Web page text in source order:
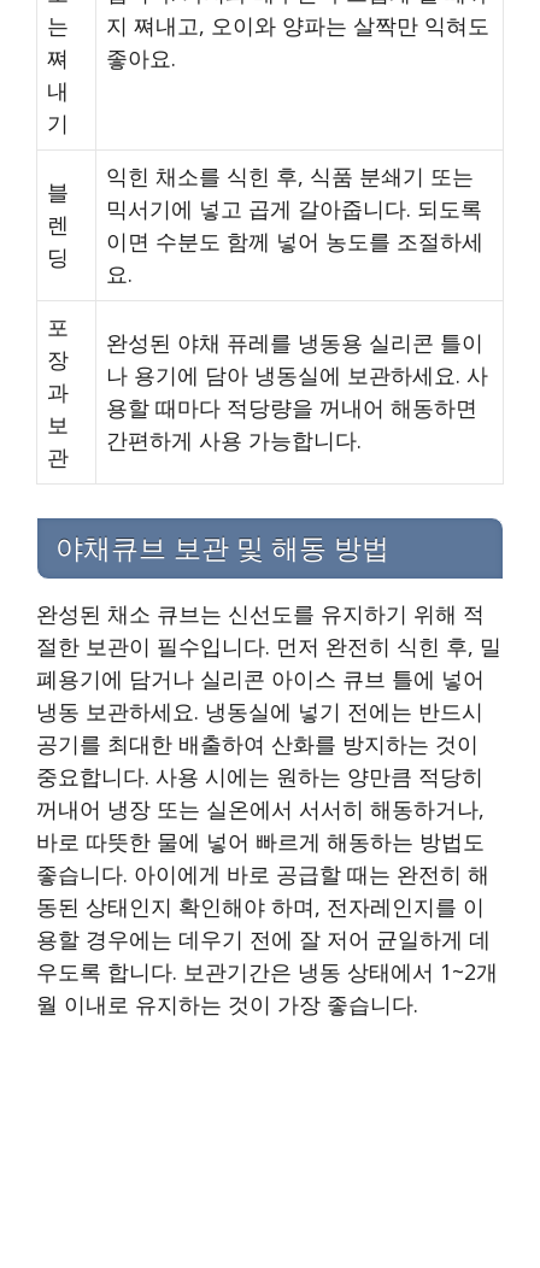
는
쪄
내
기
지 쪄내고, 오이와 양파는 살짝만 익혀도
좋아요.
블
렌
딩
익힌 채소를 식힌 후, 식품 분쇄기 또는
믹서기에 넣고 곱게 갈아줍니다. 되도록
이면 수분도 함께 넣어 농도를 조절하세
요.
포
장
과
보
관
완성된 야채 퓨레를 냉동용 실리콘 틀이
나 용기에 담아 냉동실에 보관하세요. 사
용할 때마다 적당량을 꺼내어 해동하면
간편하게 사용 가능합니다.
야채큐브 보관 및 해동 방법
완성된 채소 큐브는 신선도를 유지하기 위해 적
절한 보관이 필수입니다. 먼저 완전히 식힌 후, 밀
폐용기에 담거나 실리콘 아이스 큐브 틀에 넣어
냉동 보관하세요. 냉동실에 넣기 전에는 반드시
공기를 최대한 배출하여 산화를 방지하는 것이
중요합니다. 사용 시에는 원하는 양만큼 적당히
꺼내어 냉장 또는 실온에서 서서히 해동하거나,
바로 따뜻한 물에 넣어 빠르게 해동하는 방법도
좋습니다. 아이에게 바로 공급할 때는 완전히 해
동된 상태인지 확인해야 하며, 전자레인지를 이
용할 경우에는 데우기 전에 잘 저어 균일하게 데
우도록 합니다. 보관기간은 냉동 상태에서 1~2개
월 이내로 유지하는 것이 가장 좋습니다.